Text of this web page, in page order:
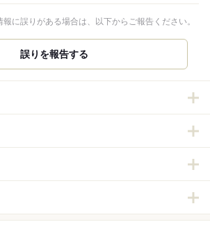
に誤りがある場合は、以下からご報告ください。
誤りを報告する